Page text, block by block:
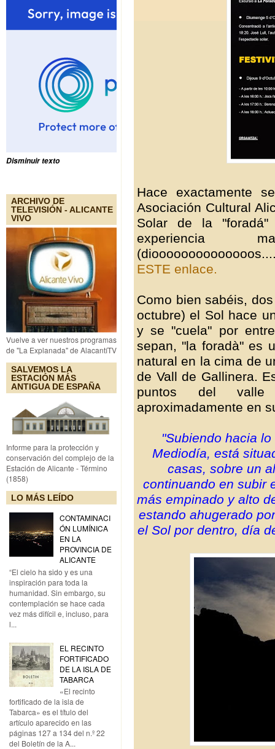
Disminuir texto
ARCHIVO DE
TELEVISIÓN - ALICANTE
VIVO
Vuelve a ver nuestros programas
de "La Explanada" de AlacantíTV
SALVEMOS LA
ESTACIÓN MÁS
ANTIGUA DE ESPAÑA
Informe para la protección y
conservación del complejo de la
Estación de Alicante - Término
(1858)
LO MÁS LEÍDO
CONTAMINACI
ÓN LUMÍNICA
EN LA
PROVINCIA DE
ALICANTE
“El cielo ha sido y es una
inspiración para toda la
humanidad. Sin embargo, su
contemplación se hace cada
vez más difícil e, incluso, para
l...
EL RECINTO
FORTIFICADO
DE LA ISLA DE
TABARCA
«El recinto
fortificado de la isla de
Tabarca» es el título del
artículo aparecido en las
páginas 127 a 134 del n.º 22
del Boletín de la A...
Hace exactamente
Asociación Cultural
Solar de la
experiencia
ESTE enlace.
Como bien sabéis,
octubre) el Sol hace
y se "cuela" por
sepan, "la foradà" es
natural en la cima de
de Vall de Gallinera.
puntos del valle
aproximadamente en
"Subiendo hacia
Mediodía, está
casas, sobre un
continuando en subir
más empinado y alto
estando ahugerado
el Sol por dentro, día